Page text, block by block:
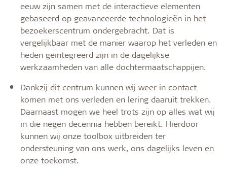
eeuw zijn samen met de interactieve elementen
gebaseerd op geavanceerde technologieën in het
bezoekerscentrum ondergebracht. Dat is
vergelijkbaar met de manier waarop het verleden en
heden geïntegreerd zijn in de dagelijkse
werkzaamheden van alle dochtermaatschappijen.
Dankzij dit centrum kunnen wij weer in contact
komen met ons verleden en lering daaruit trekken.
Daarnaast mogen we heel trots zijn op alles wat wij
in die negen decennia hebben bereikt. Hierdoor
kunnen wij onze toolbox uitbreiden ter
ondersteuning van ons werk, ons dagelijks leven en
onze toekomst.